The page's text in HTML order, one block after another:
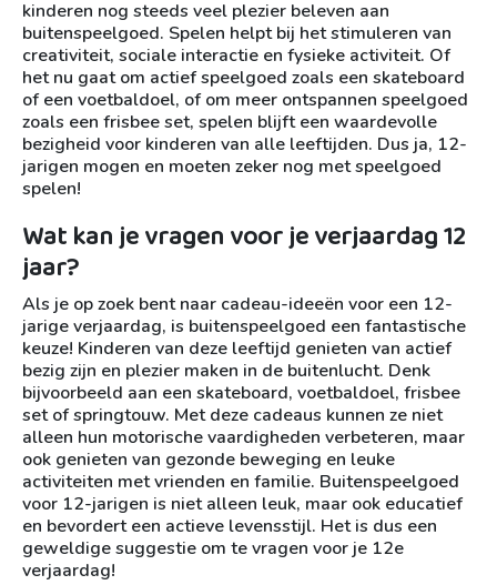
kinderen nog steeds veel plezier beleven aan
buitenspeelgoed. Spelen helpt bij het stimuleren van
creativiteit, sociale interactie en fysieke activiteit. Of
het nu gaat om actief speelgoed zoals een skateboard
of een voetbaldoel, of om meer ontspannen speelgoed
zoals een frisbee set, spelen blijft een waardevolle
bezigheid voor kinderen van alle leeftijden. Dus ja, 12-
jarigen mogen en moeten zeker nog met speelgoed
spelen!
Wat kan je vragen voor je verjaardag 12
jaar?
Als je op zoek bent naar cadeau-ideeën voor een 12-
jarige verjaardag, is buitenspeelgoed een fantastische
keuze! Kinderen van deze leeftijd genieten van actief
bezig zijn en plezier maken in de buitenlucht. Denk
bijvoorbeeld aan een skateboard, voetbaldoel, frisbee
set of springtouw. Met deze cadeaus kunnen ze niet
alleen hun motorische vaardigheden verbeteren, maar
ook genieten van gezonde beweging en leuke
activiteiten met vrienden en familie. Buitenspeelgoed
voor 12-jarigen is niet alleen leuk, maar ook educatief
en bevordert een actieve levensstijl. Het is dus een
geweldige suggestie om te vragen voor je 12e
verjaardag!